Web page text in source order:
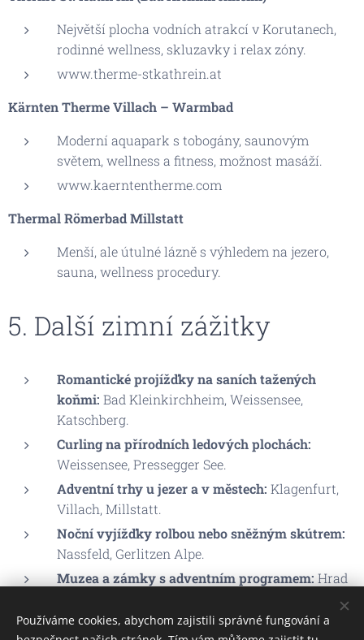
Největší plocha vodních atrakcí v Korutanech,
rodinné wellness, skluzavky i relax zóny.
www.therme-stkathrein.at
Kärnten Therme Villach – Warmbad
Moderní aquapark s tobogány, saunovým
světem, wellness a fitness, možnost masáží.
www.kaerntentherme.com
Thermal Römerbad Millstatt
Menší, ale útulné lázně s výhledem na jezero,
sauna, wellness procedury.
5. Další zimní zážitky
Romantické projížďky na saních tažených
koňmi: Bad Kleinkirchheim, Weissensee,
Katschberg.
Curling na přírodních ledových plochách:
Weissensee, Pressegger See.
Adventní trhy u jezer a v městech: Klagenfurt,
Villach, Millstatt.
Noční vyjížďky rolbou nebo sněžným skútrem:
Nassfeld, Gerlitzen Alpe.
Muzea a zámky s adventním programem: Hrad
Používáme cookies, abychom zajistili správné fungování a